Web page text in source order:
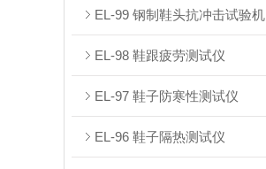
EL-99 钢制鞋头抗冲击试验机
EL-98 鞋跟疲劳测试仪
EL-97 鞋子防寒性测试仪
EL-96 鞋子隔热测试仪